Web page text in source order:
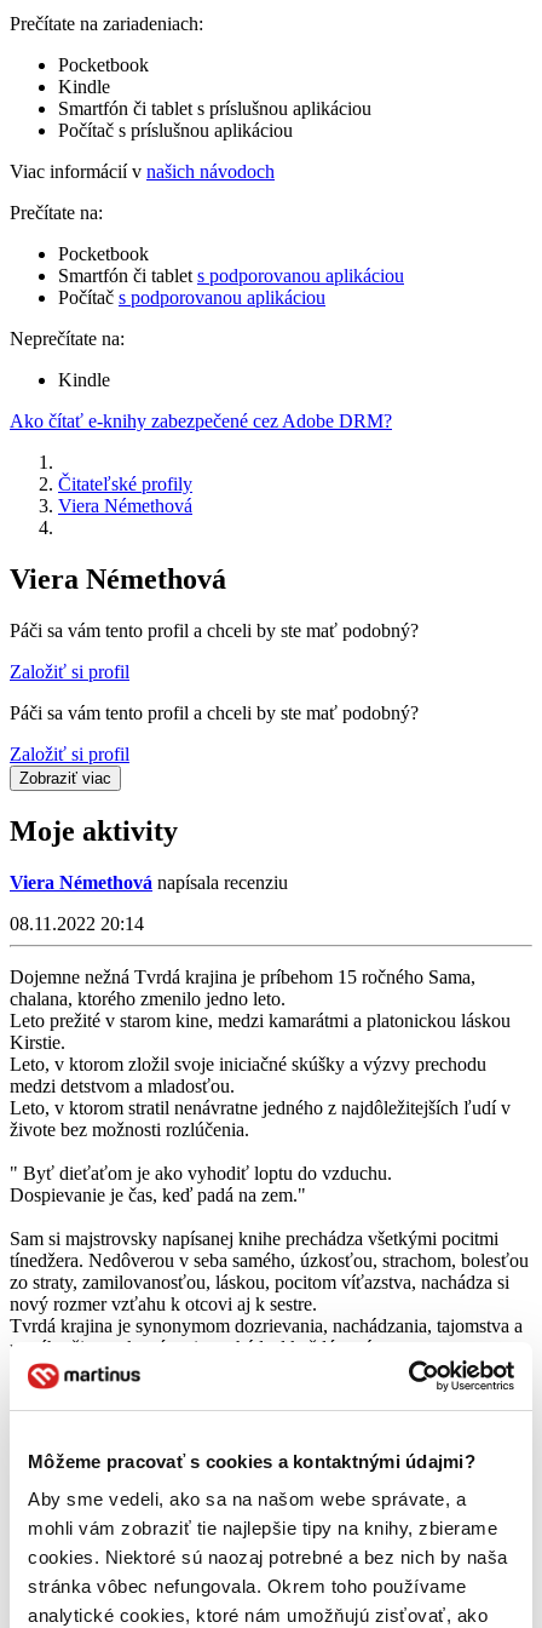
Môžeme pracovať s cookies a kontaktnými údajmi?
Aby sme vedeli, ako sa na našom webe správate, a
mohli vám zobraziť tie najlepšie tipy na knihy, zbierame
cookies. Niektoré sú naozaj potrebné a bez nich by naša
stránka vôbec nefungovala. Okrem toho používame
analytické cookies, ktoré nám umožňujú zisťovať, ako
Prečítate na zariadeniach:
Pocketbook
Kindle
Smartfón či tablet s príslušnou aplikáciou
Počítač s príslušnou aplikáciou
Viac informácií v našich návodoch
Prečítate na:
Pocketbook
Smartfón či tablet s podporovanou aplikáciou
Počítač s podporovanou aplikáciou
Neprečítate na:
Kindle
Ako čítať e-knihy zabezpečené cez Adobe DRM?
Čitateľské profily
Viera Némethová
Viera Némethová
Páči sa vám tento profil a chceli by ste mať podobný?
Založiť si profil
Páči sa vám tento profil a chceli by ste mať podobný?
Založiť si profil
Zobraziť viac
Moje aktivity
Viera Némethová napísala recenziu
08.11.2022 20:14
Dojemne nežná Tvrdá krajina je príbehom 15 ročného Sama,
chalana, ktorého zmenilo jedno leto.
Leto prežité v starom kine, medzi kamarátmi a platonickou láskou
Kirstie.
Leto, v ktorom zložil svoje iniciačné skúšky a výzvy prechodu
medzi detstvom a mladosťou.
Leto, v ktorom stratil nenávratne jedného z najdôležitejších ľudí v
živote bez možnosti rozlúčenia.
" Byť dieťaťom je ako vyhodiť loptu do vzduchu.
Dospievanie je čas, keď padá na zem."
Sam si majstrovsky napísanej knihe prechádza všetkými pocitmi
tínedžera. Nedôverou v seba samého, úzkosťou, strachom, bolesťou
zo straty, zamilovanosťou, láskou, pocitom víťazstva, nachádza si
nový rozmer vzťahu k otcovi aj k sestre.
Tvrdá krajina je synonymom dozrievania, nachádzania, tajomstva a
nového života, ktorým si prechádzal každý z nás.
závidím, naozaj úprimne závidím tínedžerom, že majú možnosť
čítať knihy ako Tvrdá krajina. Že je to kniha o nich, nielen pre nich.